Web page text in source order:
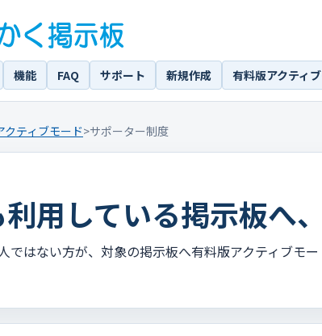
機能 FAQ サポート 新規作成 有料版アクティ
クティブモード>サポーター制度
用している掲示板へ
ではない方が、対象の掲示板へ有料版アクティブモ